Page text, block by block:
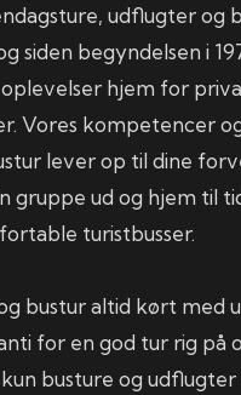
udflugter og
siden begyndelsen i
hjem for
Vores kompetencer
lever op til dine
gruppe ud og hjem til
turistbusser.
bustur altid kørt med
for en god tur rig på
busture og udflugter